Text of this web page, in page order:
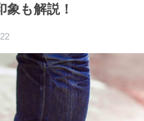
も解説！